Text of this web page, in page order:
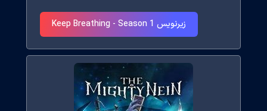
زیرنویس Keep Breathing - Season 1